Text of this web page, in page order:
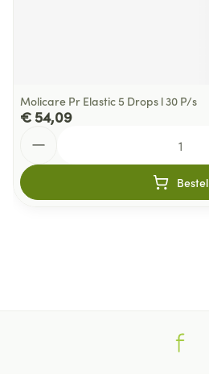
Molicare Pr Elastic 5 Drops l 30 P/s
€ 54,09
Bestel